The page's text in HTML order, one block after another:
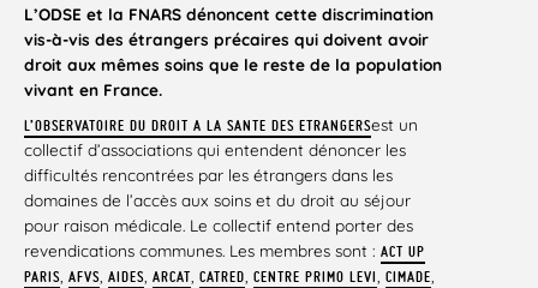
L’ODSE et la FNARS dénoncent cette discrimination
vis-à-vis des étrangers précaires qui doivent avoir
droit aux mêmes soins que le reste de la population
vivant en France.
L’OBSERVATOIRE DU DROIT A LA SANTE DES ETRANGERSest un
collectif d’associations qui entendent dénoncer les
difficultés rencontrées par les étrangers dans les
domaines de l’accès aux soins et du droit au séjour
pour raison médicale. Le collectif entend porter des
revendications communes. Les membres sont : ACT UP
PARIS AFVS AIDES ARCAT CATRED CENTRE PRIMO LEVI CIMADE